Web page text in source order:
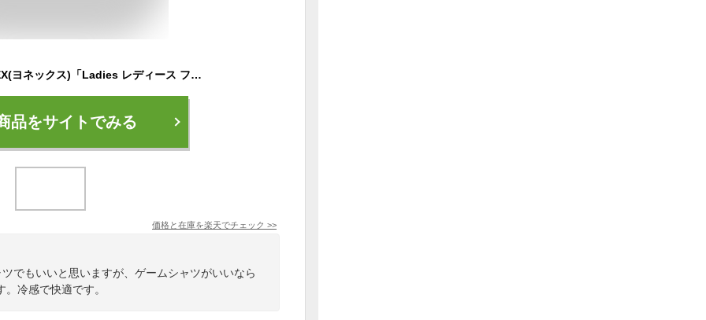
「あす楽対応」YONEX(ヨネックス)「Ladies レディース フィットシャツ 20386」バドミントンウェア「2017FW」 夏用 冷感『即日出荷』
品をサイトでみる
価格と在庫を楽天でチェック >>
でもいいと思いますが、ゲームシャツがいいなら
冷感で快適です。